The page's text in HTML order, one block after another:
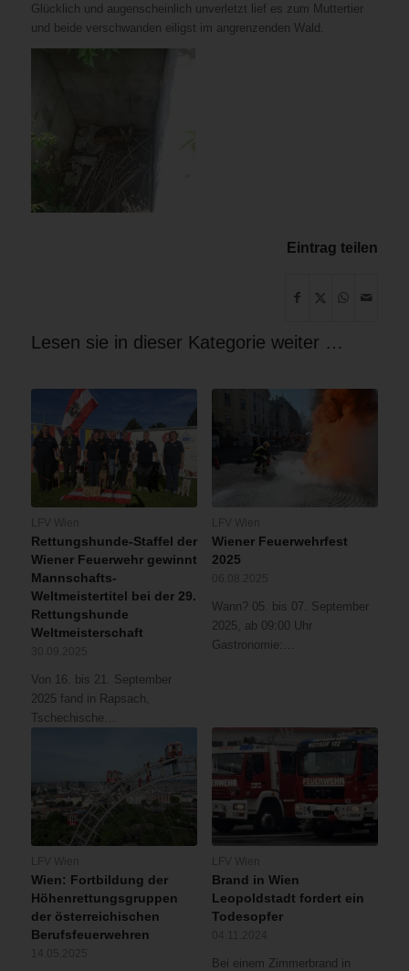
Glücklich und augenscheinlich unverletzt lief es zum Muttertier
und beide verschwanden eiligst im angrenzenden Wald.
Eintrag teilen
Lesen sie in dieser Kategorie weiter …
Rettungshunde-Staffel der
Wiener Feuerwehr gewinnt
Mannschafts-
Weltmeistertitel bei der 29.
Rettungshunde
Weltmeisterschaft
Von 16. bis 21. September
2025 fand in Rapsach,
Tschechische…
Wiener Feuerwehrfest
2025
Wann? 05. bis 07. September
2025, ab 09:00 Uhr
Gastronomie:…
Wien: Fortbildung der
Höhenrettungsgruppen
der österreichischen
Berufsfeuerwehren
Brand in Wien
Leopoldstadt fordert ein
Todesopfer
Bei einem Zimmerbrand in